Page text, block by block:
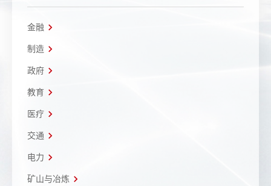
金融
制造
政府
教育
医疗
交通
电力
矿山与冶炼